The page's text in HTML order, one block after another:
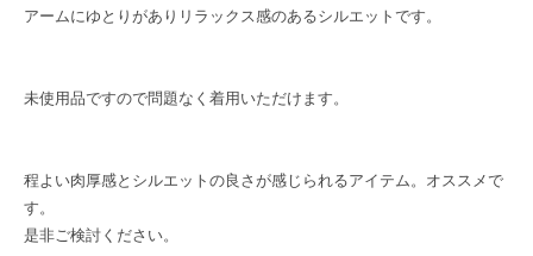
アームにゆとりがありリラックス感のあるシルエットです。
未使用品ですので問題なく着用いただけます。
程よい肉厚感とシルエットの良さが感じられるアイテム。オススメで
す。
是非ご検討ください。